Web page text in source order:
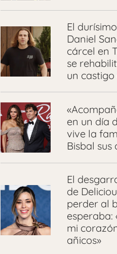
El
Daniel
cárcel en
se
un
en un día
vive la
Bisbal sus
El
de
perder al
esperaba:
mi
añicos»